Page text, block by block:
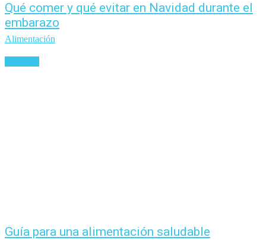
Qué comer y qué evitar en Navidad durante el
embarazo
Alimentación
Guía para una alimentación saludable